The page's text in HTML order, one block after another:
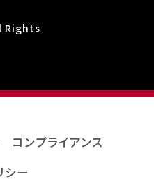
Rights
コンプライアンス
シー